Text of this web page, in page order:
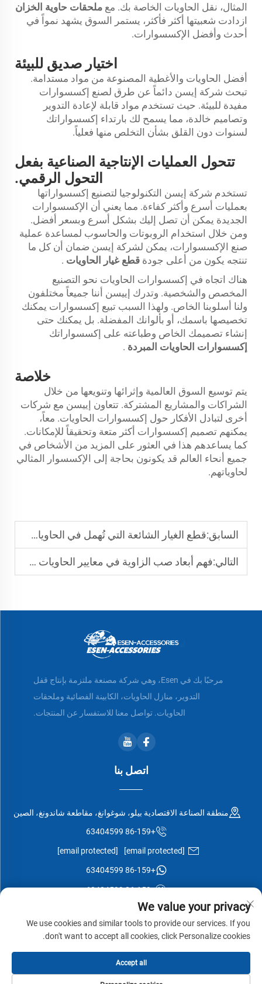
المثال، نقل الحاويات الخاصة بك. مع ملحقات حاوية الخزان
ازدادت شعبيتها أكثر فأكثر، يستمر السوق يشهد نمواً في
أحدث وأفضل الإكسسوارات.
اختيار صديق للبيئة
أفضل الحاويات والأغطية المصنوعة من مواد مستدامة.
تبحث شركة إيسن دائماً عن طرق لصنع إكسسوارات
مفيدة للبيئة. حيث تستخدم مواد قابلة لإعادة التدوير
وتصاميم خالدة، مما يسمح لك بارتداء إكسسواراتك
لسنوات دون القلق بشأن التخلص منها فعلياً.
تتحول العمليات الإنتاجية الصناعية بفعل
التحول الرقمي.
تستخدم شركة إيسن التكنولوجيا لتصنيع إكسسواراتها
بعمليات أسرع وأكثر كفاءة. مما يعني أن الإكسسوارات
الجديدة يمكن أن تصل إليك بشكل أسرع وبسعر أفضل.
ومن خلال استخدام الروبوتات والحاسوب لمساعدة عملية
صنع الإكسسوارات، يمكن لشركة إيسن ضمان أن كل ما
تنتجه يكون من أعلى جودة قطع غيار الحاويات .
هناك اتجاه في إكسسوارات الحاويات نحو التصنيع
المخصص والشخصية. وتدرك إييسن أننا جميعاً مختلفون
ولنا أسلوبنا الخاص. ولهذا السبب تبيع إكسسوارات يمكنك
تخصيصها باسمك، أو بألوانك المفضلة. بل يمكنك حتى
إنشاء تصميمك الخاص وطباعته على إكسسواراتك
إكسسوارات الحاويات المبردة .
خلاصة
يتم توسيع السوق العالمية وإثرائها وتنويعها من خلال
الشراكات والمشاريع المشتركة. تتعاون إييسن مع شركات
أخرى لتبادل الأفكار حول إكسسوارات الحاويات. معاً،
يمكنهم تصميم إكسسوارات أكثر متعة وتحقيقاً للإمكانات.
كما يساعدهم هذا في العثور على المزيد من الأشخاص في
جميع أنحاء العالم قد يكونون بحاجة إلى الإكسسوار المثالي
لحاوياتهم.
السابق:قطع الغيار الشائعة التي تُهمل في الحاويات وأهميتها
التالي:فهم أبعاد صب الزاوية في معايير الحاويات ISO
مرحبًا بك في Esen، وهي شركة مصنعة ملتزمة بإنتاج قفل
التدوير، منازل الحاويات، الكابينة الفضائية وملحقات
الحاويات. تواصل معنا للاستفسار عن المنتجات.
اتصل بنا
منطقة الصناعة الاقتصادية بيلو، شوغوانغ، مقاطعة شاندونغ، الصين
+86-159 63404599
[email protected]
[email protected]
+86-159 63404599
+86-159 63404599
جميع الحقوق محفوظة © شركة شوغوانغ إيسن وود المحدودة -سياسة
الخصوصية -المدونة
We value your privacy
We use cookies and similar tools to provide our services. If you
don't want to accept all cookies, click Personalize cookies.
Accept all